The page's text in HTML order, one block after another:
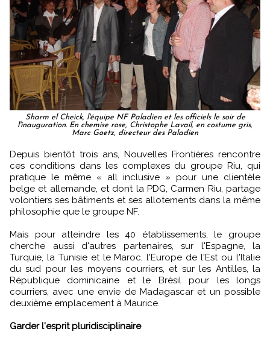
Sharm el Cheick, l'équipe NF Paladien et les officiels le soir de
l'inauguration. En chemise rose, Christophe Lavail, en costume gris,
Marc Goetz, directeur des Paladien
Depuis bientôt trois ans, Nouvelles Frontières rencontre
ces conditions dans les complexes du groupe Riu, qui
pratique le même « all inclusive » pour une clientèle
belge et allemande, et dont la PDG, Carmen Riu, partage
volontiers ses bâtiments et ses allotements dans la même
philosophie que le groupe NF.
Mais pour atteindre les 40 établissements, le groupe
cherche aussi d'autres partenaires, sur l'Espagne, la
Turquie, la Tunisie et le Maroc, l'Europe de l'Est ou l'Italie
du sud pour les moyens courriers, et sur les Antilles, la
République dominicaine et le Brésil pour les longs
courriers, avec une envie de Madagascar et un possible
deuxième emplacement à Maurice.
Garder l'esprit pluridisciplinaire